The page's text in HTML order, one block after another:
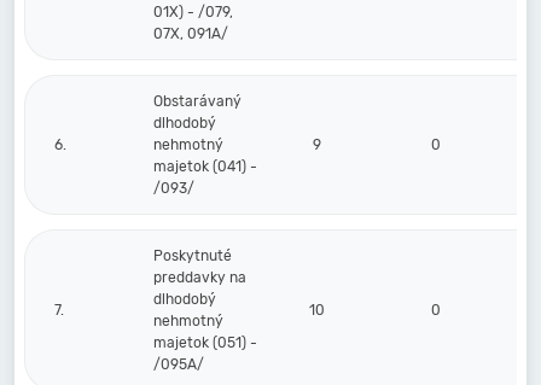
01X) - /079,
07X, 091A/
6.
Obstarávaný
dlhodobý
nehmotný
majetok (041) -
/093/
9 0
7.
Poskytnuté
preddavky na
dlhodobý
nehmotný
majetok (051) -
/095A/
10 0